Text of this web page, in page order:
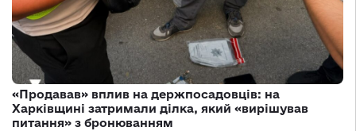
«Продавав» вплив на держпосадовців: на
Харківщині затримали ділка, який «вирішував
питання» з бронюванням